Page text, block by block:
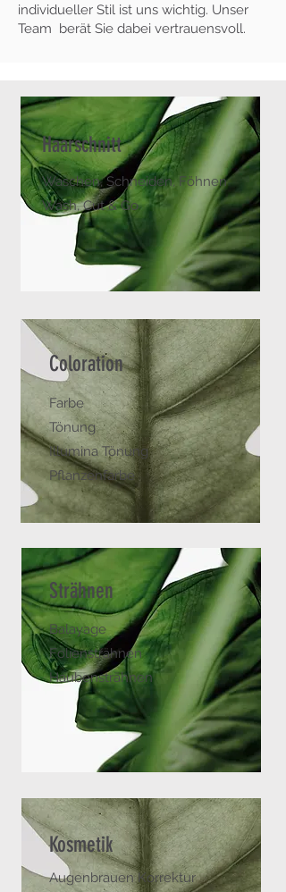
individueller Stil ist uns wichtig. Unser
Team berät Sie dabei vertrauensvoll.
Haarschnitt
Waschen, Schneiden, Föhnen
Wash, Cut & Go
Coloration
Farbe
Tönung
Illumina Tönung
Pflanzenfarbe
Strähnen
Balayage
Foliensträhnen
Haubensträhnen
Kosmetik
Augenbrauen Korrektur